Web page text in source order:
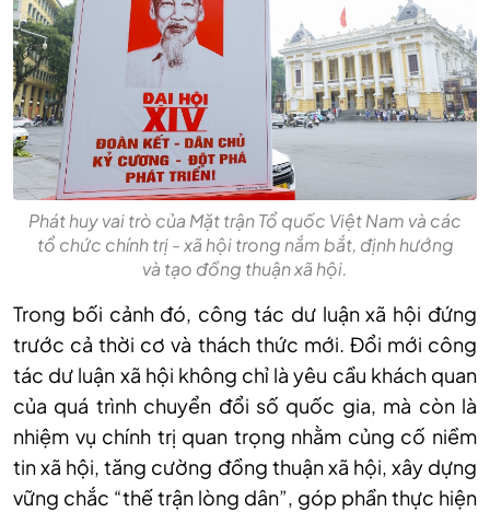
Phát huy vai trò của Mặt trận Tổ quốc Việt Nam và các
tổ chức chính trị - xã hội trong nắm bắt, định hướng
và tạo đồng thuận xã hội.
Trong bối cảnh đó, công tác dư luận xã hội đứng
trước cả thời cơ và thách thức mới. Đổi mới công
tác dư luận xã hội không chỉ là yêu cầu khách quan
của quá trình chuyển đổi số quốc gia, mà còn là
nhiệm vụ chính trị quan trọng nhằm củng cố niềm
tin xã hội, tăng cường đồng thuận xã hội, xây dựng
vững chắc “thế trận lòng dân”, góp phần thực hiện